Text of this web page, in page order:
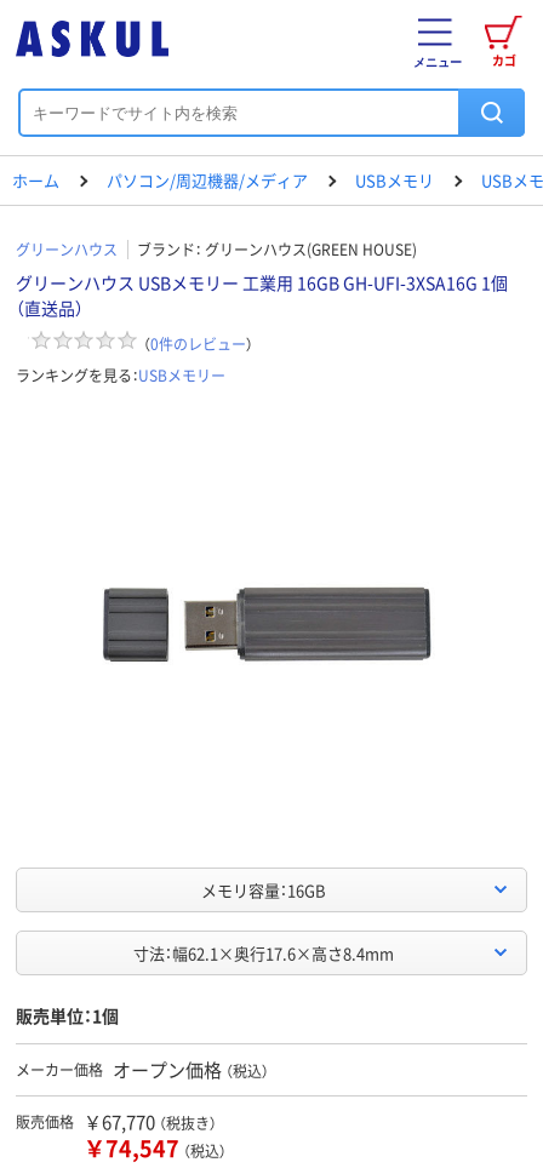
カゴ
メニュー
ホーム パソコン/周辺機器/メディア USBメモリ USBメ
グリーンハウス ブランド： グリーンハウス(GREEN HOUSE)
グリーンハウス USBメモリー 工業用 16GB GH-UFI-3XSA16G 1個
（直送品）
（0件のレビュー）
ランキングを見る：USBメモリー
メモリ容量：16GB
寸法：幅62.1×奥行17.6×高さ8.4mm
販売単位：1個
メーカー価格 オープン価格 （税込）
販売価格 ￥67,770 （税抜き）
￥74,547 （税込）